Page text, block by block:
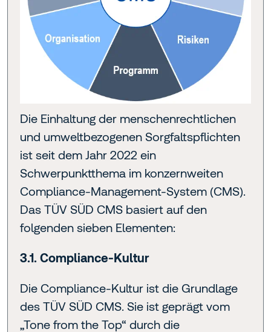
Die Einhaltung der menschenrechtlichen
und umweltbezogenen Sorgfaltspflichten
ist seit dem Jahr 2022 ein
Schwerpunktthema im konzernweiten
Compliance-Management-System (CMS).
Das TÜV SÜD CMS basiert auf den
folgenden sieben Elementen:
3.1. Compliance-Kultur
Die Compliance-Kultur ist die Grundlage
des TÜV SÜD CMS. Sie ist geprägt vom
„Tone from the Top“ durch die